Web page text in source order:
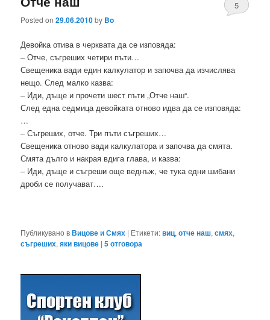
Posted on29.06.2010by Bo
5
Девойка отива в черквата да се изповяда:
– Отче, съгреших четири пъти…
Свещеника вади един калкулатор и започва да изчислява
нещо. След малко казва:
– Иди, дъще и прочети шест пъти „Отче наш“.
След една седмица девойката отново идва да се изповяда:
…
– Съгреших, отче. Три пъти съгреших…
Свещеника отново вади калкулатора и започва да смята.
Смята дълго и накрая вдига глава, и казва:
– Иди, дъще и съгреши още веднъж, че тука едни шибани
дроби се получават….
Публикувано вВицове и Смях | Етикети:виц,отче наш,смях,
съгреших,яки вицове |5отговора